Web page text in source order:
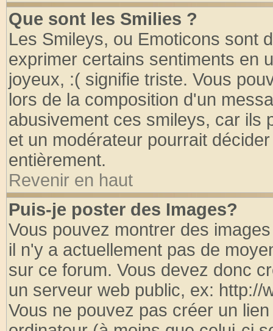
Que sont les Smilies ?
Les Smileys, ou Emoticons sont
exprimer certains sentiments en
joyeux, :( signifie triste. Vous
lors de la composition d'un
abusivement ces smileys, car ils
et un modérateur pourrait
entièrement.
Revenir en haut
Puis-je poster des Images?
Vous pouvez montrer des
il n'y a actuellement pas de
sur ce forum. Vous devez donc
un serveur web public, ex: http://
Vous ne pouvez pas créer un